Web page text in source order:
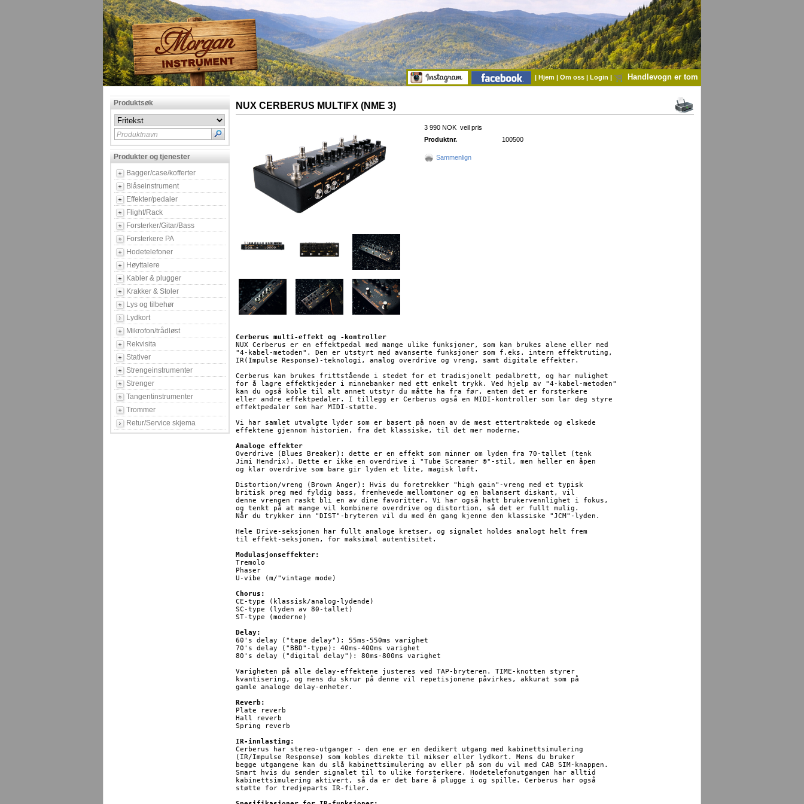
| Hjem | Om oss | Login | Handlevogn er tom
Produktsøk
Produktnavn
Produkter og tjenester
Bagger/case/kofferter
Blåseinstrument
Effekter/pedaler
Flight/Rack
Forsterker/Gitar/Bass
Forsterkere PA
Hodetelefoner
Høyttalere
Kabler & plugger
Krakker & Stoler
Lys og tilbehør
Lydkort
Mikrofon/trådløst
Rekvisita
Stativer
Strengeinstrumenter
Strenger
Tangentinstrumenter
Trommer
Retur/Service skjema
NUX CERBERUS MULTIFX (NME 3)
3 990 NOK veil pris
Produktnr.
100500
Sammenlign
Cerberus multi-effekt og -kontroller
NUX Cerberus er en effektpedal med mange ulike funksjoner, som kan brukes alene eller med
"4-kabel-metoden". Den er utstyrt med avanserte funksjoner som f.eks. intern effektruting,
IR(Impulse Response)-teknologi, analog overdrive og vreng, samt digitale effekter.
Cerberus kan brukes frittstående i stedet for et tradisjonelt pedalbrett, og har mulighet
for å lagre effektkjeder i minnebanker med ett enkelt trykk. Ved hjelp av "4-kabel-metoden"
kan du også koble til alt annet utstyr du måtte ha fra før, enten det er forsterkere
eller andre effektpedaler. I tillegg er Cerberus også en MIDI-kontroller som lar deg styre
effektpedaler som har MIDI-støtte.
Vi har samlet utvalgte lyder som er basert på noen av de mest ettertraktede og elskede
effektene gjennom historien, fra det klassiske, til det mer moderne.
Analoge effekter
Overdrive (Blues Breaker): dette er en effekt som minner om lyden fra 70-tallet (tenk
Jimi Hendrix). Dette er ikke en overdrive i "Tube Screamer ®"-stil, men heller en åpen
og klar overdrive som bare gir lyden et lite, magisk løft.
Distortion/vreng (Brown Anger): Hvis du foretrekker "high gain"-vreng med et typisk
britisk preg med fyldig bass, fremhevede mellomtoner og en balansert diskant, vil
denne vrengen raskt bli en av dine favoritter. Vi har også hatt brukervennlighet i fokus,
og tenkt på at mange vil kombinere overdrive og distortion, så det er fullt mulig.
Når du trykker inn "DIST"-bryteren vil du med én gang kjenne den klassiske "JCM"-lyden.
Hele Drive-seksjonen har fullt analoge kretser, og signalet holdes analogt helt frem
til effekt-seksjonen, for maksimal autentisitet.
Modulasjonseffekter:
Tremolo
Phaser
U-vibe (m/"vintage mode)
Chorus:
CE-type (klassisk/analog-lydende)
SC-type (lyden av 80-tallet)
ST-type (moderne)
Delay:
60's delay ("tape delay"): 55ms-550ms varighet
70's delay ("BBD"-type): 40ms-400ms varighet
80's delay ("digital delay"): 80ms-800ms varighet
Varigheten på alle delay-effektene justeres ved TAP-bryteren. TIME-knotten styrer
kvantisering, og mens du skrur på denne vil repetisjonene påvirkes, akkurat som på
gamle analoge delay-enheter.
Reverb:
Plate reverb
Hall reverb
Spring reverb
IR-innlasting:
Cerberus har stereo-utganger - den ene er en dedikert utgang med kabinettsimulering
(IR/Impulse Response) som kobles direkte til mikser eller lydkort. Mens du bruker
begge utgangene kan du slå kabinettsimulering av eller på som du vil med CAB SIM-knappen.
Smart hvis du sender signalet til to ulike forsterkere. Hodetelefonutgangen har alltid
kabinettsimulering aktivert, så da er det bare å plugge i og spille. Cerberus har også
støtte for tredjeparts IR-filer.